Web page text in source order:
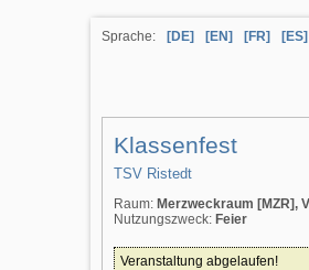
Sprache: [DE] [EN] [FR] [ES]
Klassenfest
TSV Ristedt
Raum: Merzweckraum [MZR],
Nutzungszweck: Feier
Veranstaltung abgelaufen!